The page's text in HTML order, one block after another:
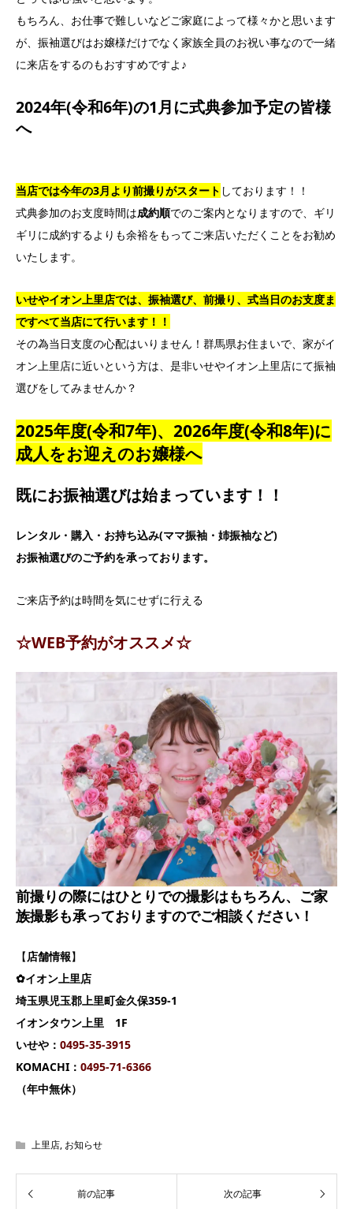
もちろん、お仕事で難しいなどご家庭によって様々かと思います
が、振袖選びはお嬢様だけでなく家族全員のお祝い事なので一緒
に来店をするのもおすすめですよ♪
2024年(令和6年)の1月に式典参加予定の皆様
へ
当店では今年の3月より前撮りがスタート しております！！
式典参加のお支度時間は成約順でのご案内となりますので、ギリ
ギリに成約するよりも余裕をもってご来店いただくことをお勧め
いたします。
いせやイオン上里店では、振袖選び、前撮り、式当日のお支度ま
ですべて当店にて行います！！
その為当日支度の心配はいりません！群馬県お住まいで、家がイ
オン上里店に近いという方は、是非いせやイオン上里店にて振袖
選びをしてみませんか？
2025年度(令和7年)、2026年度(令和8年)に
成人をお迎えのお嬢様へ
既にお振袖選びは始まっています！！
レンタル・購入・お持ち込み(ママ振袖・姉振袖など)
お振袖選びのご予約を承っております。
ご来店予約は時間を気にせずに行える
☆WEB予約がオススメ☆
前撮りの際にはひとりでの撮影はもちろん、ご家
族撮影も承っておりますのでご相談ください！
【 店舗情報】
✿イオン上里店
埼玉県児玉郡上里町金久保359-1
イオンタウン上里 1F
いせや： 0495-35-3915
KOMACHI： 0495-71-6366
（年中無休）
上里店, お知らせ